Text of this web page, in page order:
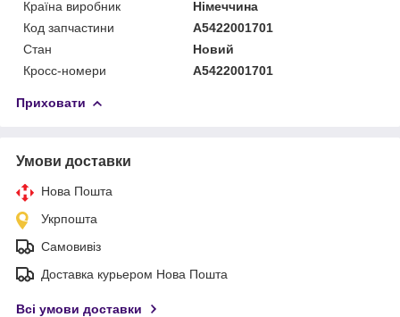
Країна виробник
Німеччина
Код запчастини
А5422001701
Стан
Новий
Кросс-номери
A5422001701
Приховати
Умови доставки
Нова Пошта
Укрпошта
Самовивіз
Доставка курьером Нова Пошта
Всі умови доставки